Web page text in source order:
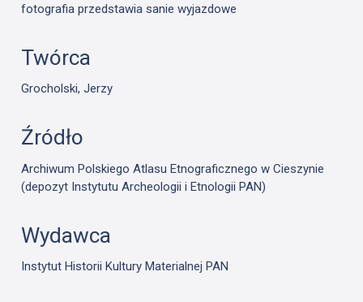
fotografia przedstawia sanie wyjazdowe
Twórca
Grocholski, Jerzy
Źródło
Archiwum Polskiego Atlasu Etnograficznego w Cieszynie
(depozyt Instytutu Archeologii i Etnologii PAN)
Wydawca
Instytut Historii Kultury Materialnej PAN